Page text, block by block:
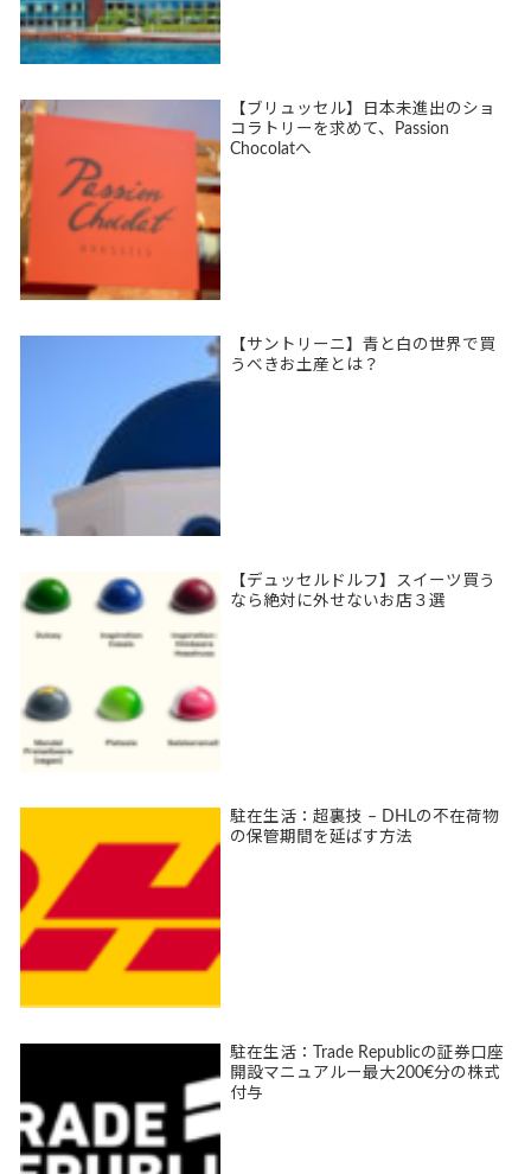
【ブリュッセル】日本未進出のショ
コラトリーを求めて、Passion
Chocolatへ
【サントリーニ】青と白の世界で買
うべきお土産とは？
【デュッセルドルフ】スイーツ買う
なら絶対に外せないお店３選
駐在生活：超裏技 – DHLの不在荷物
の保管期間を延ばす方法
駐在生活：Trade Republicの証券口座
開設マニュアルー最大200€分の株式
付与